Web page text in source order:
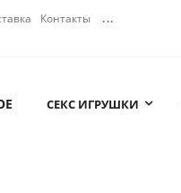
Контакты ...
СЕКС ИГРУШКИ